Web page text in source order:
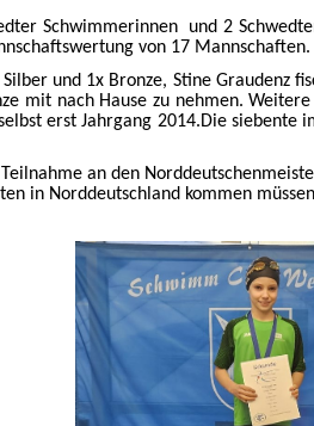
Schwimmerinnen und 2
von 17 Mannschaften.
und 1x Bronze, Stine Graudenz
mit nach Hause zu nehmen.
erst Jahrgang 2014.Die
an den
in Norddeutschland kommen